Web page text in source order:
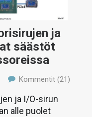
ja
säästöt
Kommentit (21)
ja I/O-sirun
alle puolet